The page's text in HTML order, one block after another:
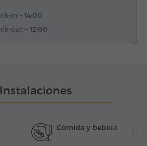
in – 14:00
out – 12:00
Instalaciones
Comida y bebida